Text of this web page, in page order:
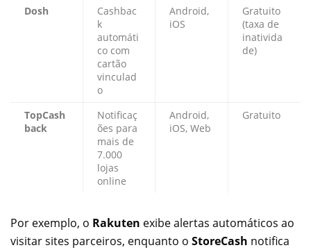
Dosh
Cashbac
k
automáti
co com
cartão
vinculad
o
Android,
iOS
Gratuito
(taxa de
inativida
de)
TopCash
back
Notificaç
ões para
mais de
7.000
lojas
online
Android,
iOS, Web
Gratuito
Por exemplo, o Rakuten exibe alertas automáticos ao
visitar sites parceiros, enquanto o StoreCash notifica